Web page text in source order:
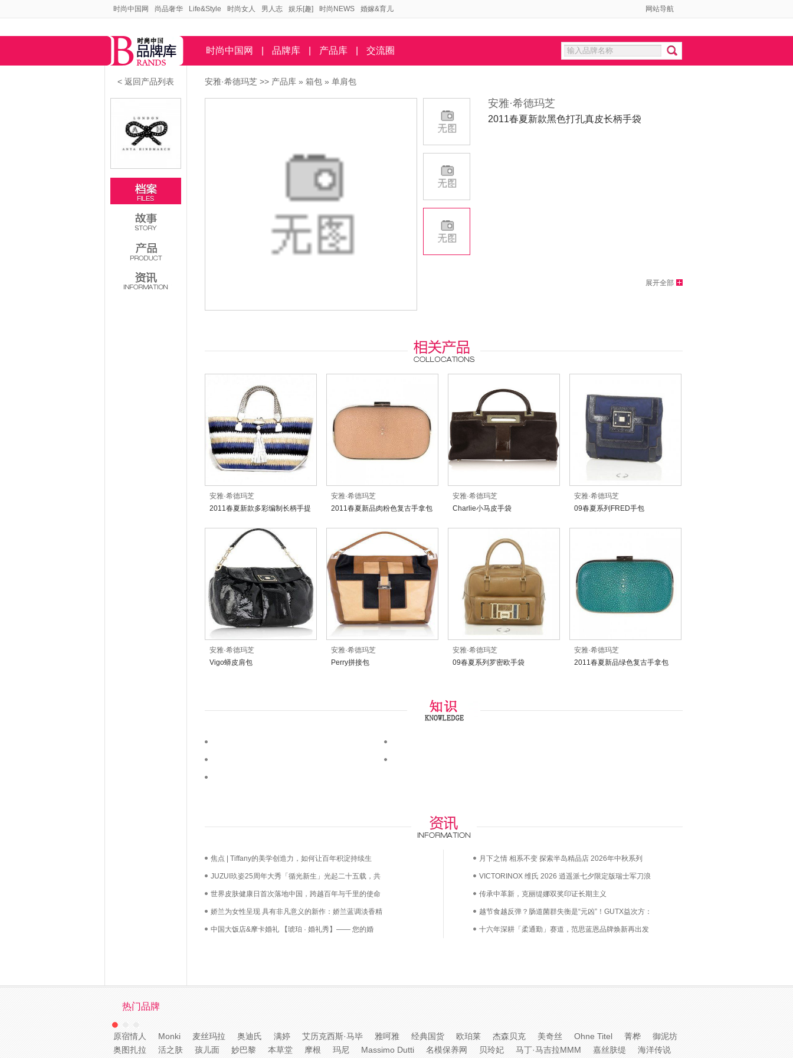
时尚中国网 尚品奢华 Life&Style 时尚女人 男人志 娱乐[趣] 时尚NEWS 婚嫁&育儿 网站导航
时尚中国网 品牌库 产品库 交流圈
< 返回产品列表 安雅·希德玛芝 >> 产品库 » 箱包 » 单肩包
安雅·希德玛芝
2011春夏新款黑色打孔真皮长柄手袋
展开全部
安雅·希德玛芝
2011春夏新款多彩编制长柄手提
安雅·希德玛芝
2011春夏新品肉粉色复古手拿包
安雅·希德玛芝
Charlie小马皮手袋
安雅·希德玛芝
09春夏系列FRED手包
安雅·希德玛芝
Vigo蟒皮肩包
安雅·希德玛芝
Perry拼接包
安雅·希德玛芝
09春夏系列罗密欧手袋
安雅·希德玛芝
2011春夏新品绿色复古手拿包
焦点 | Tiffany的美学创造力，如何让百年积淀持续生
长？
JUZUI玖姿25周年大秀「循光新生」光起二十五载，共
启新生优雅
世界皮肤健康日首次落地中国，跨越百年与千里的使命
必达
娇兰为女性呈现 具有非凡意义的新作：娇兰蓝调淡香精
中国大饭店&摩卡婚礼 【琥珀 · 婚礼秀】—— 您的婚
月下之情 相系不变 探索半岛精品店 2026年中秋系列
VICTORINOX 维氏 2026 逍遥派七夕限定版瑞士军刀浪
漫上市——凝萃瑞士匠心，赴约月书赤绳
传承中革新，克丽缇娜双奖印证长期主义
越节食越反弹？肠道菌群失衡是“元凶”！GUTX益次方：
鲜活益生菌直达肠道，养出你的“易瘦体质”
十六年深耕「柔通勤」赛道，范思蓝恩品牌焕新再出发
热门品牌
原宿情人 Monki 麦丝玛拉 奥迪氏 满婷 艾历克西斯·马毕 雅呵雅 经典国货 欧珀莱 杰森贝克 美奇丝 Ohne Titel 菁桦
御泥坊
奥图扎拉
活之肤 孩儿面 妙巴黎 本草堂 摩根 玛尼 Massimo Dutti 名模保养网 贝玲妃 马丁·马吉拉MMM 嘉丝肤缇 海洋传说